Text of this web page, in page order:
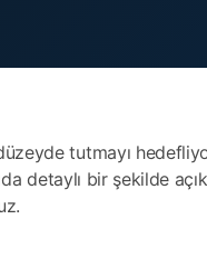
tutmayı
detaylı bir şekilde